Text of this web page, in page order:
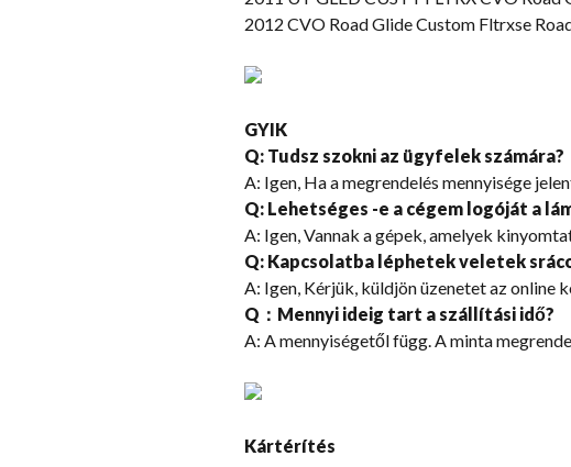
2012 CVO Road Glide Custom Fltrxse
GYIK
Q: Tudsz szokni az ügyfelek számára?
A: Igen, Ha a megrendelés mennyisége
Q: Lehetséges -e a cégem logóját a
A: Igen, Vannak a gépek, amelyek
Q: Kapcsolatba léphetek veletek
A: Igen, Kérjük, küldjön üzenetet az online
Q：Mennyi ideig tart a szállítási idő?
A: A mennyiségetől függ. A minta
Kártérítés